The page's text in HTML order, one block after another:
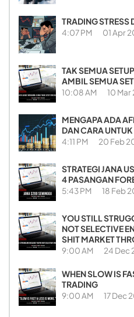
TRADING STRESS
4:07 PM 01 Apr
TAK SEMUA
AMBIL SEMUA
10:08 AM 10 Mar
MENGAPA ADA
DAN CARA
4:11 PM 20 Feb
STRATEGI JANA
4 PASANGAN
5:43 PM 18 Feb
YOU STILL
NOT SELECTIVE
SHIT MARKET
9:00 AM 24 Dec
WHEN SLOW IS
TRADING
9:00 AM 17 Dec